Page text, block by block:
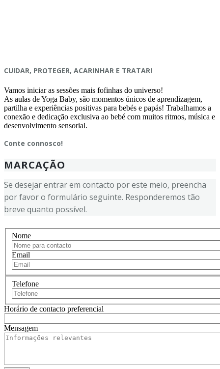
CUIDAR, PROTEGER, ACARINHAR E TRATAR!
Vamos iniciar as sessões mais fofinhas do universo!
As aulas de Yoga Baby, são momentos únicos de aprendizagem,
partilha e experiências positivas para bebés e papás! Trabalhamos a
conexão e dedicação exclusiva ao bebé com muitos ritmos, música e
desenvolvimento sensorial.
Conte connosco!
MARCAÇÃO
Se desejar entrar em contacto por este meio, preencha
por favor o formulário seguinte. Responderemos tão
breve quanto possível.
Nome
Email
Telefone
Horário de contacto preferencial
Mensagem